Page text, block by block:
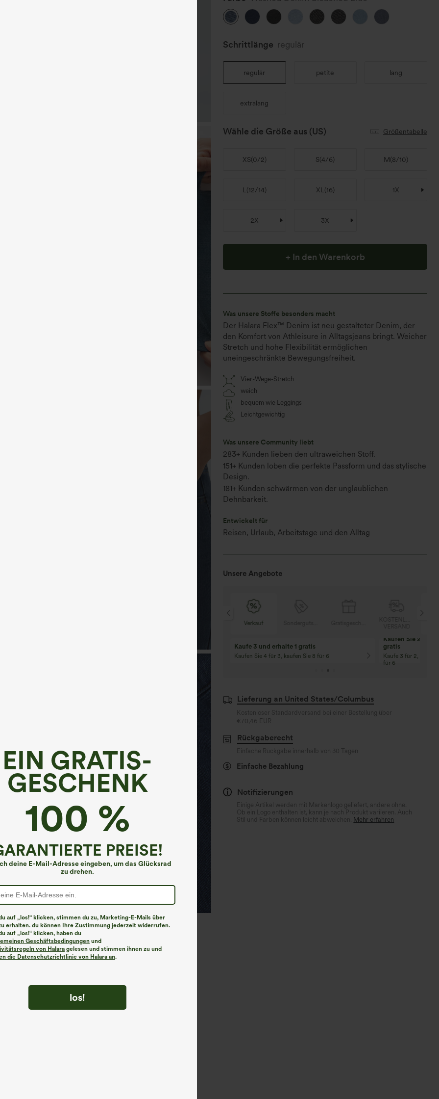
EIN GRATIS-
GESCHENK
100 %
PREISE!
deine E-Mail-Adresse eingeben, um das Glücksrad
zu drehen.
auf „los!“ klicken, stimmen du zu, Marketing-E-Mails über
erhalten. du können Ihre Zustimmung jederzeit widerrufen.
auf „los!“ klicken, haben du
Geschäftsbedingungen und
von Halara gelesen und stimmen ihnen zu und
die Datenschutzrichtlinie von Halara an.
los!
Schrittlänge️ regulär
regulär petite lang
extralang
Wähle die Größe aus (US) Größentabelle
XS(0/2) S(4/6) M(8/10)
L (12/14) XL (16) 1X
2X 3X
+ In den Warenkorb
Was unsere Stoffe besonders macht
Der Halara Flex™ Denim ist neu gestalteter Denim, der
den Komfort von Athleisure in Alltagsjeans bringt. Weicher
Stretch und hohe Flexibilität ermöglichen
uneingeschränkte Bewegungsfreiheit.
Vier-Wege-Stretch
weich
bequem wie Leggings
Leichtgewichtig
Was unsere Community liebt
283+ Kunden lieben den ultraweichen Stoff.
151+ Kunden loben die perfekte Passform und das stylische
Design.
181+ Kunden schwärmen von der unglaublichen
Dehnbarkeit.
Entwickelt für
Reisen, Urlaub, Arbeitstage und den Alltag
Unsere Angebote
Verkauf
Kaufe 3 und erhalte 1 gratis
Kaufen Sie 4 für 3, kaufen Sie 8 für 6
Kaufen Sie 2 und
gratis
Kaufe 3 für 2, Kaufe
für 6
Lieferung an United States/Columbus
Kostenloser Standardversand bei einer Bestellung über
€70,46 EUR
Rückgaberecht
Einfache Rückgabe innerhalb von 30 Tagen
Einfache Bezahlung
Notifizierungen
Einige Artikel werden mit Markenlogo geliefert, andere ohne.
Ob ein Logo enthalten ist, kann je nach Produkt variieren. Auch
Stil und Farben können leicht abweichen. Mehr erfahren